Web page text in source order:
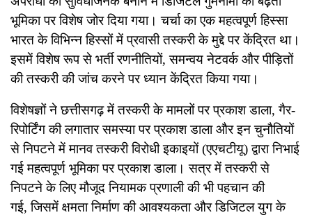
भूमिका पर विशेष जोर दिया गया। चर्चा का एक महत्वपूर्ण हिस्सा
भारत के विभिन्न हिस्सों में प्रवासी तस्करी के मुद्दे पर केंद्रित था।
इसमें विशेष रूप से भर्ती रणनीतियों, समन्वय नेटवर्क और पीड़ितों
की तस्करी की जांच करने पर ध्यान केंद्रित किया गया।
विशेषज्ञों ने छत्तीसगढ़ में तस्करी के मामलों पर प्रकाश डाला, गैर-
रिपोर्टिंग की लगातार समस्या पर प्रकाश डाला और इन चुनौतियों
से निपटने में मानव तस्करी विरोधी इकाइयों (एएचटीयू) द्वारा निभाई
गई महत्वपूर्ण भूमिका पर प्रकाश डाला। सत्र में तस्करी से
निपटने के लिए मौजूद नियामक प्रणाली की भी पहचान की
गई, जिसमें क्षमता निर्माण की आवश्यकता और डिजिटल युग के